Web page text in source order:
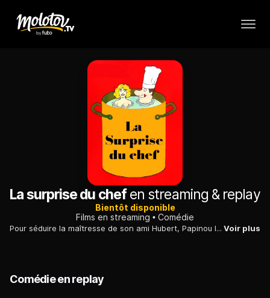
La surprise du chefen streaming & replay
Bientôt disponible
Films en streaming
Comédie
Pour séduire la maîtresse de son ami Hubert, Papinou le persuade de s'expatrier pour laisser son talent s'épanouir. Quelques années plus tard, Hubert est devenu rédacteur en chef, tandis que Papinou a connu la décadence des chefs maudits. Voir plus
Comédie en replay